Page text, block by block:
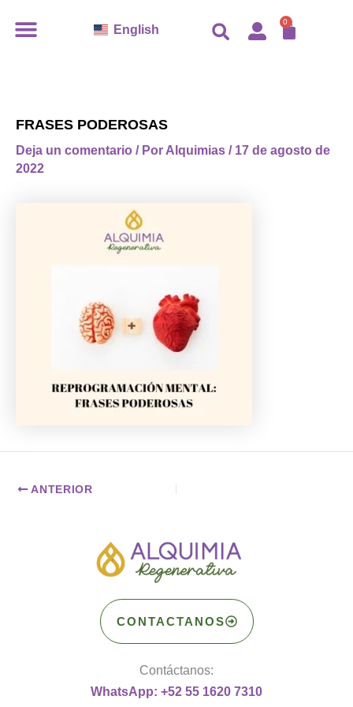
English 0
FRASES PODEROSAS
Deja un comentario / Por Alquimias / 17 de agosto de
2022
ANTERIOR
CONTACTANOS
Contáctanos:
WhatsApp: +52 55 1620 7310